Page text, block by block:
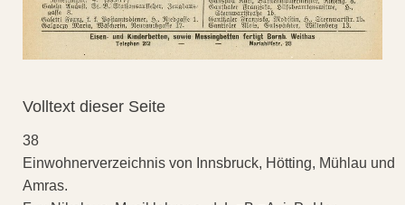
Volltext dieser Seite
38
Einwohnerverzeichnis von Innsbruck, Hötting, Mühlau und
Amras.